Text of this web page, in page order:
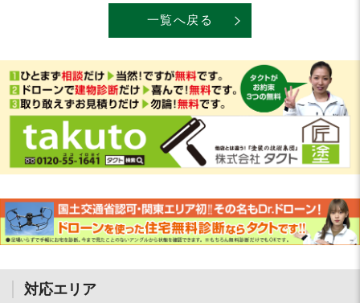
一覧へ戻る
対応エリア